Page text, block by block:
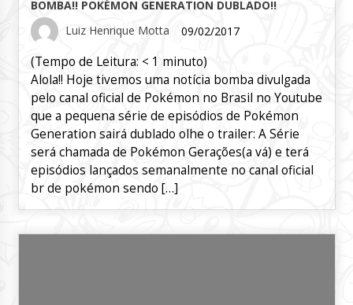
BOMBA!! POKÉMON GENERATION DUBLADO!!
Luiz Henrique Motta
09/02/2017
(Tempo de Leitura: < 1 minuto)
Alola!! Hoje tivemos uma notícia bomba divulgada
pelo canal oficial de Pokémon no Brasil no Youtube
que a pequena série de episódios de Pokémon
Generation sairá dublado olhe o trailer: A Série
será chamada de Pokémon Gerações(a vá) e terá
episódios lançados semanalmente no canal oficial
br de pokémon sendo […]